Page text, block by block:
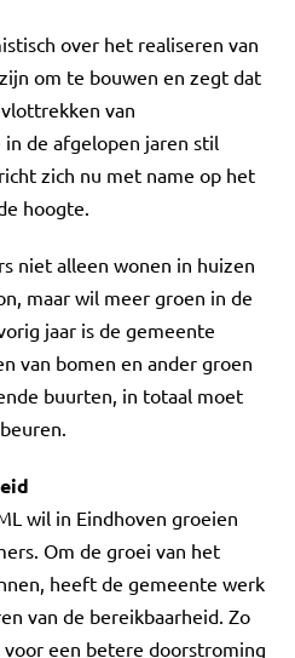
over het realiseren van
om te bouwen en zegt dat
van
de afgelopen jaren stil
zich nu met name op het
hoogte.
niet alleen wonen in huizen
maar wil meer groen in de
jaar is de gemeente
van bomen en ander groen
buurten, in totaal moet
wil in Eindhoven groeien
Om de groei van het
heeft de gemeente werk
van de bereikbaarheid. Zo
een betere doorstroming